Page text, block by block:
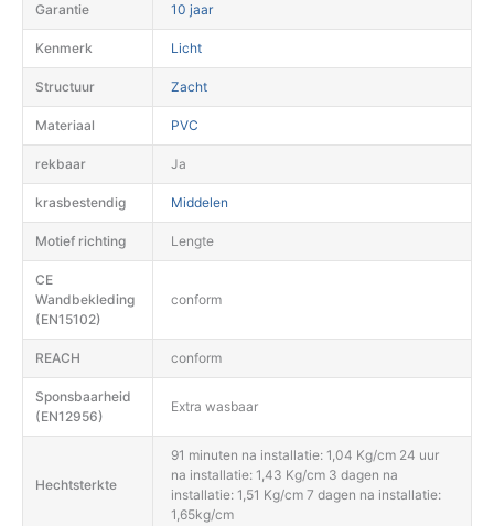
Garantie 10 jaar
Kenmerk Licht
Structuur Zacht
Materiaal PVC
rekbaar Ja
krasbestendig Middelen
Motief richting Lengte
CE
Wandbekleding
(EN15102)
conform
REACH conform
Sponsbaarheid
(EN12956)
Extra wasbaar
Hechtsterkte
91 minuten na installatie: 1,04 Kg/cm 24 uur
na installatie: 1,43 Kg/cm 3 dagen na
installatie: 1,51 Kg/cm 7 dagen na installatie:
1,65kg/cm